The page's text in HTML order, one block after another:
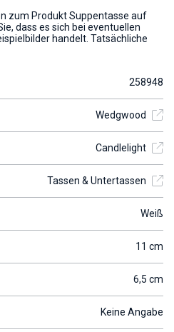
zum Produkt Suppentasse auf
dass es sich bei eventuellen
handelt. Tatsächliche
258948
Wedgwood
Candlelight
Tassen & Untertassen
Weiß
11 cm
6,5 cm
Keine Angabe